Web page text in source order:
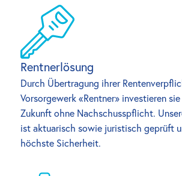
Rentnerlösung
Durch Übertragung ihrer
Vorsorgewerk «Rentner» investieren
Zukunft ohne Nachschusspflicht.
ist aktuarisch sowie juristisch geprüft
höchste Sicherheit.